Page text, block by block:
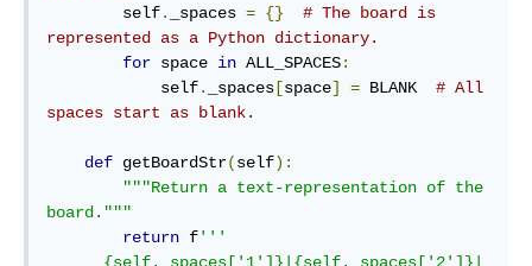
        self
. _spaces = {}
# The board is
represented as a Python dictionary.
for space in ALL_SPACES:
            self
. _spaces [space] = BLANK # All
spaces start as blank.
def getBoardStr(self):
"""Return a text-representation of the
board."""
return f'''